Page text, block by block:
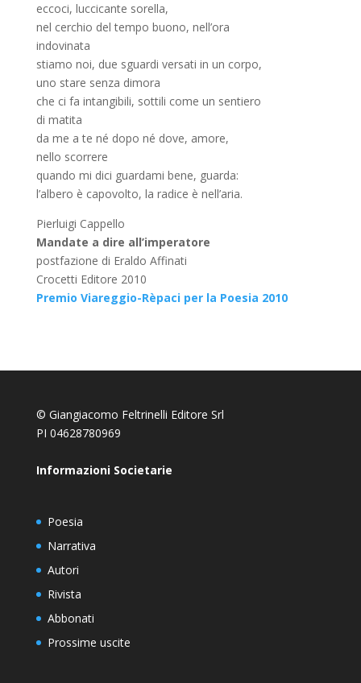
eccoci, luccicante sorella,
nel cerchio del tempo buono, nell’ora
indovinata
stiamo noi, due sguardi versati in un corpo,
uno stare senza dimora
che ci fa intangibili, sottili come un sentiero
di matita
da me a te né dopo né dove, amore,
nello scorrere
quando mi dici guardami bene, guarda:
l’albero è capovolto, la radice è nell’aria.
Pierluigi Cappello
Mandate a dire all’imperatore
postfazione di Eraldo Affinati
Crocetti Editore 2010
Premio Viareggio-Rèpaci per la Poesia 2010
© Giangiacomo Feltrinelli Editore Srl
PI 04628780969
Informazioni Societarie
Poesia
Narrativa
Autori
Rivista
Abbonati
Prossime uscite